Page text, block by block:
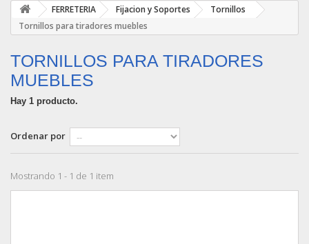
FERRETERIA Fijacion y Soportes
Tornillos
Tornillos para tiradores muebles
TORNILLOS PARA TIRADORES
MUEBLES
Hay 1 producto.
Ordenar por
Mostrando 1 - 1 de 1 item